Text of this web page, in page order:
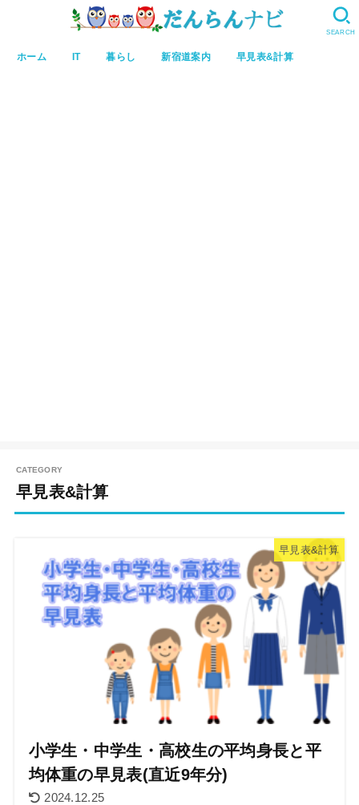
ホーム IT 暮らし 新宿道案内 早見表&計算
SEARCH
早見表&計算
早見表&計算
小学生・中学生・高校生の平均身長と平
均体重の早見表(直近9年分)
2024.12.25